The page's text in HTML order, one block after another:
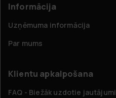
Informācija
Uzņēmuma informācija
Par mums
Klientu apkalpošana
FAQ - Biežāk uzdotie jautājumi